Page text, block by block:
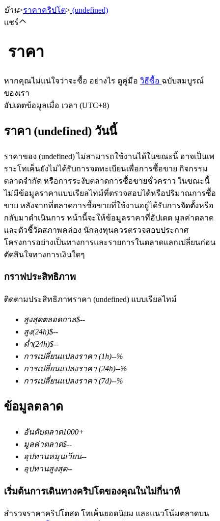
ฟิวเจอร์ส USDT
ฟิวเจอร์สที่ใช้ USDT เป็นหลักประกัน
ฟิวเจอร์ส COIN-M
ฟิวเจอร์สสกุลเงินดิจิทัล
TradFi
อนุพันธ์ของหุ้น ฟอเร็กซ์ โลหะมีค่า และสินค้าโภคภัณฑ์
บ้าน>ราคาคริปโต> (undefined)
แชร์
ราคา
หากคุณไม่แน่ใจว่าจะซื้อ อย่างไร ดูคู่มือ วิธีซื้อ ฉบับสมบูรณ์
ของเรา
อัปเดตข้อมูลเมื่อ เวลา (UTC+8)
ราคา (undefined) วันนี้
ราคาของ (undefined) ไม่สามารถใช้งานได้ในขณะนี้ อาจเป็นเพ
ราะโทเค็นยังไม่ได้รับการจดทะเบียนเพื่อการซื้อขาย กิจกรรม
ตลาดจำกัด หรือการระงับตลาดการซื้อขายชั่วคราว ในขณะนี้
ไม่มีข้อมูลราคาแบบเรียลไทม์ที่ตรวจสอบได้หรือปริมาณการซื้อ
ขาย หลังจากที่ตลาดการซื้อขายที่ใช้งานอยู่ได้รับการจัดตั้งหรือ
กลับมาดำเนินการ หน้านี้จะให้ข้อมูลราคาที่อัปเดต มูลค่าตลาด
และตัวชี้วัดสภาพคล่อง นักลงทุนควรตรวจสอบประกาศ
โครงการอย่างเป็นทางการและรายการในตลาดแลกเปลี่ยนก่อน
ตัดสินใจทางการเงินใดๆ
กราฟประสิทธิภาพ
ติดตามประสิทธิภาพราคา (undefined) แบบเรียลไทม์
สูงสุดตลอดกาล$--
สูง(24h)$--
ต่ำ(24h)$--
การเปลี่ยนแปลงราคา (1h)--%
การเปลี่ยนแปลงราคา (24h)--%
การเปลี่ยนแปลงราคา (7d)--%
ข้อมูลตลาด
อันดับตลาด1000+
มูลค่าตลาด$--
อุปทานหมุนเวียน--
อุปทานสูงสุด--
เริ่มต้นการเดินทางคริปโตของคุณในไม่กี่นาที
สำรวจราคาคริปโตสด โทเค็นยอดนิยม และแนวโน้มตลาดบน